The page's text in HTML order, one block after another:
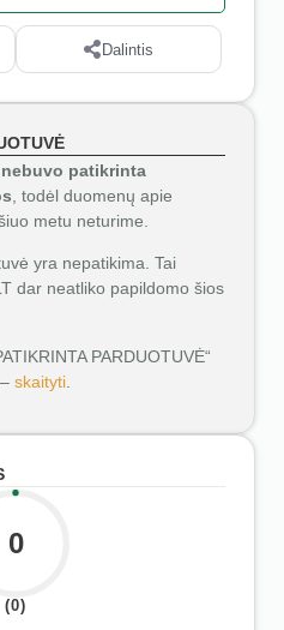
Dalintis
nebuvo patikrinta
, todėl duomenų apie
metu neturime.
yra nepatikima. Tai
dar neatliko papildomo šios
PARDUOTUVĖ“
skaityti
0
(0)